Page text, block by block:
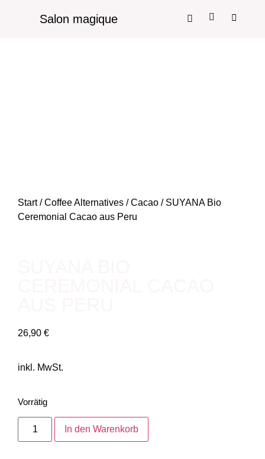
Salon magique
Start/Coffee Alternatives /Cacao / SUYANA Bio
Ceremonial Cacao aus Peru
26,90 €
inkl. MwSt.
Vorrätig
In den Warenkorb